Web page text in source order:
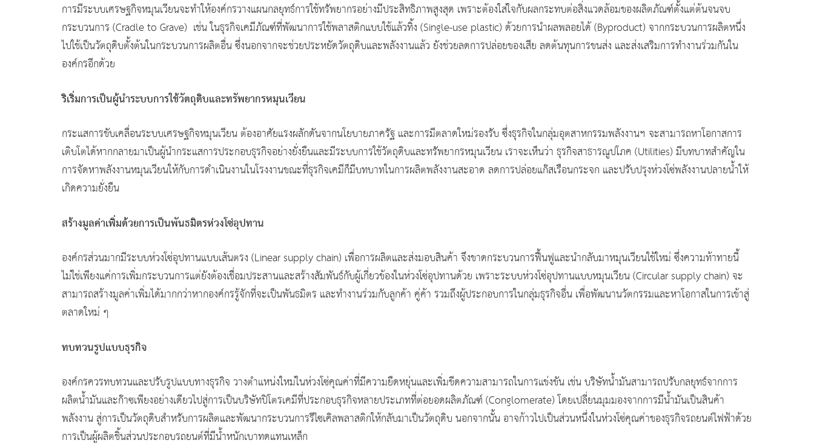
การมีระบบเศรษฐกิจหมุนเวียนจะทำให้องค์กรวางแผนกลยุทธ์การใช้ทรัพยากรอย่างมีประสิทธิภาพสูงสุด เพราะต้องใส่ใจกับผลกระทบต่อสิ่งแวดล้อมของผลิตภัณฑ์ตั้งแต่ต้นจนจบ
กระบวนการ (Cradle to Grave) เช่น ในธุรกิจเคมีภัณฑ์ที่พัฒนาการใช้พลาสติกแบบใช้แล้วทิ้ง (Single-use plastic) ด้วยการนำผลพลอยได้ (Byproduct) จากกระบวนการผลิตหนึ่ง
ไปใช้เป็นวัตถุดิบตั้งต้นในกระบวนการผลิตอื่น ซึ่งนอกจากจะช่วยประหยัดวัตถุดิบและพลังงานแล้ว ยังช่วยลดการปล่อยของเสีย ลดต้นทุนการขนส่ง และส่งเสริมการทำงานร่วมกันใน
องค์กรอีกด้วย
ริเริ่มการเป็นผู้นำระบบการใช้วัตถุดิบและทรัพยากรหมุนเวียน
กระแสการขับเคลื่อนระบบเศรษฐกิจหมุนเวียน ต้องอาศัยแรงผลักดันจากนโยบายภาครัฐ และการมีตลาดใหม่รองรับ ซึ่งธุรกิจในกลุ่มอุตสาหกรรมพลังงานฯ จะสามารถหาโอกาสการ
เติบโตได้หากกลายมาเป็นผู้นำกระแสการประกอบธุรกิจอย่างยั่งยืนและมีระบบการใช้วัตถุดิบและทรัพยากรหมุนเวียน เราจะเห็นว่า ธุรกิจสาธารณูปโภค (Utilities) มีบทบาทสำคัญใน
การจัดหาพลังงานหมุนเวียนให้กับการดำเนินงานในโรงงานขณะที่ธุรกิจเคมีก็มีบทบาทในการผลิตพลังงานสะอาด ลดการปล่อยแก๊สเรือนกระจก และปรับปรุงห่วงโซ่พลังงานปลายน้ำให้
เกิดความยั่งยืน
สร้างมูลค่าเพิ่มด้วยการเป็นพันธมิตรห่วงโซ่อุปทาน
องค์กรส่วนมากมีระบบห่วงโซ่อุปทานแบบเส้นตรง (Linear supply chain) เพื่อการผลิตและส่งมอบสินค้า จึงขาดกระบวนการฟื้นฟูและนำกลับมาหมุนเวียนใช้ใหม่ ซึ่งความท้าทายนี้
ไม่ใช่เพียงแค่การเพิ่มกระบวนการแต่ยังต้องเชื่อมประสานและสร้างสัมพันธ์กับผู้เกี่ยวข้องในห่วงโซ่อุปทานด้วย เพราะระบบห่วงโซ่อุปทานแบบหมุนเวียน (Circular supply chain) จะ
สามารถสร้างมูลค่าเพิ่มได้มากกว่าหากองค์กรรู้จักที่จะเป็นพันธมิตร และทำงานร่วมกับลูกค้า คู่ค้า รวมถึงผู้ประกอบการในกลุ่มธุรกิจอื่น เพื่อพัฒนานวัตกรรมและหาโอกาสในการเข้าสู่
ตลาดใหม่ ๆ
ทบทวนรูปแบบธุรกิจ
องค์กรควรทบทวนและปรับรูปแบบทางธุรกิจ วางตำแหน่งใหม่ในห่วงโซ่คุณค่าที่มีความยืดหยุ่นและเพิ่มขีดความสามารถในการแข่งขัน เช่น บริษัทน้ำมันสามารถปรับกลยุทธ์จากการ
ผลิตน้ำมันและก๊าซเพียงอย่างเดียวไปสู่การเป็นบริษัทปิโตรเคมีที่ประกอบธุรกิจหลายประเภทที่ต่อยอดผลิตภัณฑ์ (Conglomerate) โดยเปลี่ยนมุมมองจากการมีน้ำมันเป็นสินค้า
พลังงาน สู่การเป็นวัตถุดิบสำหรับการผลิตและพัฒนากระบวนการรีไซเคิลพลาสติกให้กลับมาเป็นวัตถุดิบ นอกจากนั้น อาจก้าวไปเป็นส่วนหนึ่งในห่วงโซ่คุณค่าของธุรกิจรถยนต์ไฟฟ้าด้วย
การเป็นผู้ผลิตชิ้นส่วนประกอบรถยนต์ที่มีน้ำหนักเบาทดแทนเหล็ก